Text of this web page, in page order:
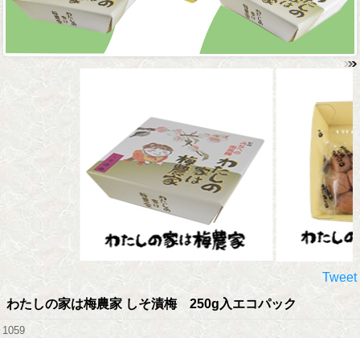
Tweet
わたしの家は梅農家 しそ漬梅 250g入エコパック
1059